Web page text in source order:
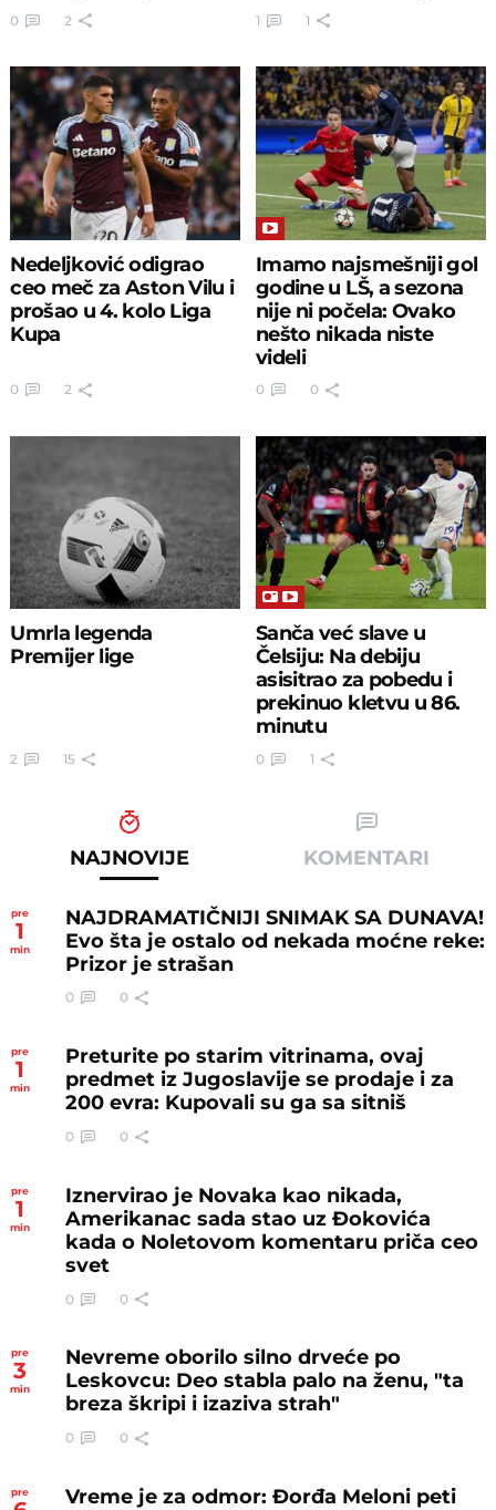
0 2 1 1
Nedeljković odigrao
ceo meč za Aston Vilu i
prošao u 4. kolo Liga
Kupa
0 2
Imamo najsmešniji gol
godine u LŠ, a sezona
nije ni počela: Ovako
nešto nikada niste
videli
0 0
Umrla legenda
Premijer lige
2 15
Sanča već slave u
Čelsiju: Na debiju
asisitrao za pobedu i
prekinuo kletvu u 86.
minutu
0 1
NAJNOVIJE KOMENTARI
pre
1
min
NAJDRAMATIČNIJI SNIMAK SA DUNAVA!
Evo šta je ostalo od nekada moćne reke:
Prizor je strašan
0 0
pre
1
min
Preturite po starim vitrinama, ovaj
predmet iz Jugoslavije se prodaje i za
200 evra: Kupovali su ga sa sitniš
0 0
pre
1
min
Iznervirao je Novaka kao nikada,
Amerikanac sada stao uz Đokovića
kada o Noletovom komentaru priča ceo
svet
0 0
pre
3
min
Nevreme oborilo silno drveće po
Leskovcu: Deo stabla palo na ženu, "ta
breza škripi i izaziva strah"
0 0
pre
Vreme je za odmor: Đorđa Meloni peti